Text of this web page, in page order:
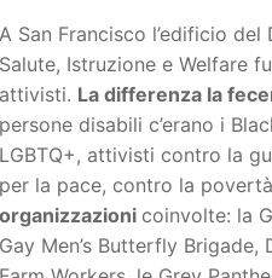
A San Francisco l’edificio
Salute, Istruzione e Welfare
attivisti. La differenza la
persone disabili c’erano i
LGBTQ+, attivisti contro la
per la pace, contro la
organizzazioni coinvolte: la
Gay Men’s Butterfly